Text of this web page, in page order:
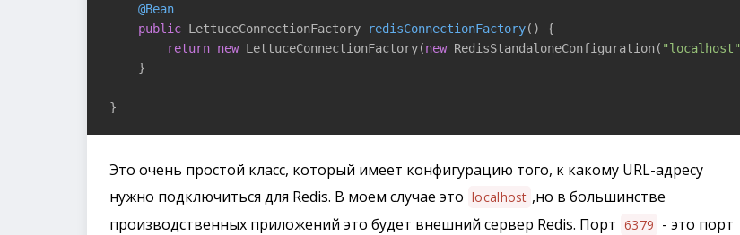
@Bean
public LettuceConnectionFactory redisConnectionFactory()
{
return new LettuceConnectionFactory(new RedisStandaloneConfiguration( "localhost"
    }
}
Это очень простой класс, который имеет конфигурацию того, к какому URL-адресу
нужно подключиться для Redis. В моем случае это localhost ,но в большинстве
производственных приложений это будет внешний сервер Redis. Порт 6379 - это порт